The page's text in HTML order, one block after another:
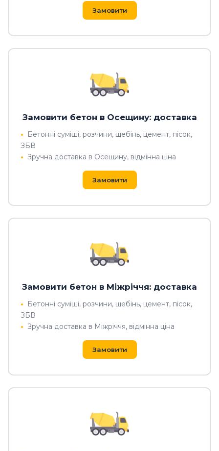
Замовити
Замовити бетон в Осещину: доставка
Бетонні суміші, розчини, щебінь, цемент, пісок,
ЗБВ
Зручна доставка в Осещину, відмінна ціна
Замовити
Замовити бетон в Міжріччя: доставка
Бетонні суміші, розчини, щебінь, цемент, пісок,
ЗБВ
Зручна доставка в Міжріччя, відмінна ціна
Замовити